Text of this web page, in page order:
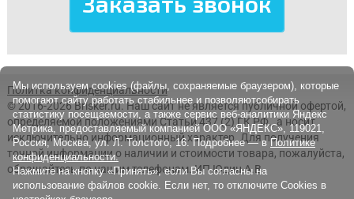
Политка конфиденциальности
© 2016-2026 Brisker.ru.Наш сайт не является публичной офертой,
определяемой положениями Статьи 437 (2) ГК РФ., а носит
исключительно информационный характер. Для получения
точной информации о наличии и стоимости товара, пожалуйста,
обращайтесь по нашим телефонам. ИП Юдин А.В.
Мы используем cookies (файлы, сохраняемые браузером), которые
помогают сайту работать стабильнее и позволяютсобирать
статистику посещаемости, а также сервис веб-аналитики Яндекс
Метрика, предоставляемый компанией ООО «ЯНДЕКС», 119021,
Россия, Москва, ул. Л. Толстого, 16. Подробнее — в Политике
конфиденциальности.
Нажмите на кнопку «Принять», если Вы согласны на
использование файлов cookie. Если нет, то отключите Cookies в